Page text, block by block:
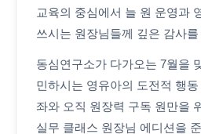
교육의 중심에서 늘 원 운영과
쓰시는 원장님들께 깊은 감사
동심연구소가 다가오는 7월을
민하시는 영유아의 도전적 행
좌와 오직 원장력 구독 원만을
실무 클래스 원장님 에디션을